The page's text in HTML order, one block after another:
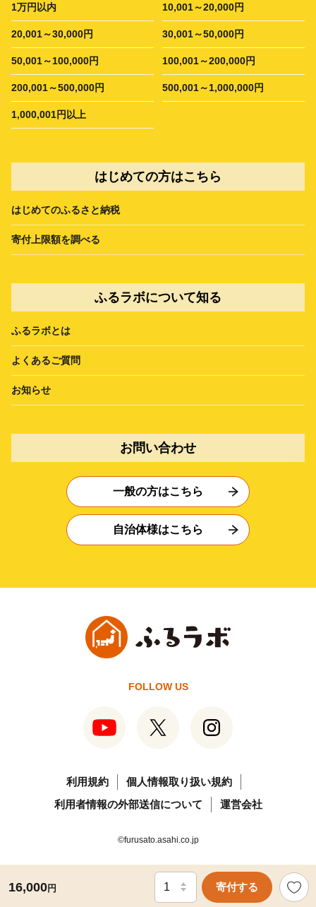
16,000円 寄付する
1万円以内 10,001～20,000円
20,001～30,000円 30,001～50,000円
50,001～100,000円 100,001～200,000円
200,001～500,000円 500,001～1,000,000円
1,000,001円以上
はじめての方はこちら
はじめてのふるさと納税
寄付上限額を調べる
ふるラボについて知る
ふるラボとは
よくあるご質問
お知らせ
お問い合わせ
一般の方はこちら
自治体様はこちら
FOLLOW US
利用規約
個人情報取り扱い規約
利用者情報の外部送信について
運営会社
©furusato.asahi.co.jp